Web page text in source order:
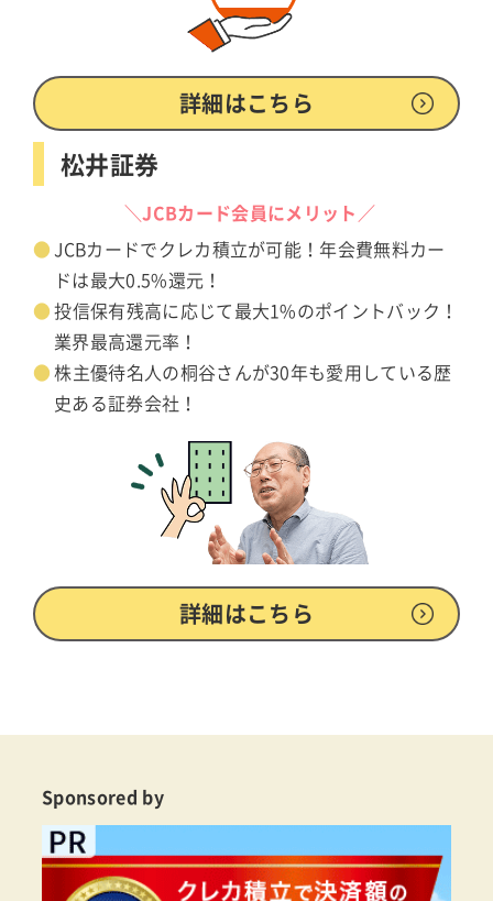
詳細はこちら
松井証券
＼JCBカード会員にメリット／
JCBカードでクレカ積立が可能！年会費無料カー
ドは最大0.5%還元！
投信保有残高に応じて最大1%のポイントバック！
業界最高還元率！
株主優待名人の桐谷さんが30年も愛用している歴
史ある証券会社！
詳細はこちら
Sponsored by